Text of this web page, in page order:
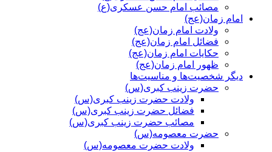
مصائب امام حسن عسکری(ع)
امام زمان(عج)
ولادت امام زمان(عج)
فضائل امام زمان(عج)
حکایات امام زمان(عج)
ظهور امام زمان(عج)
دیگر شخصیت‌ها و مناسیت‌ها
حضرت زینب کبری(س)
ولادت حضرت زینب کبری(س)
فضائل حضرت زینب کبری(س)
مصائب حضرت زینب کبری(س)
حضرت معصومه(س)
ولادت حضرت معصومه(س)